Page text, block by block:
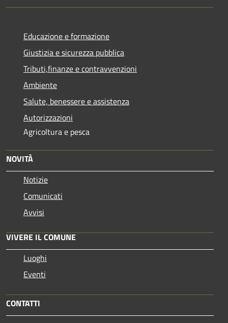
Educazione e formazione
Giustizia e sicurezza pubblica
Tributi,finanze e contravvenzioni
Ambiente
Salute, benessere e assistenza
Autorizzazioni
Agricoltura e pesca
NOVITÀ
Notizie
Comunicati
Avvisi
VIVERE IL COMUNE
Luoghi
Eventi
CONTATTI